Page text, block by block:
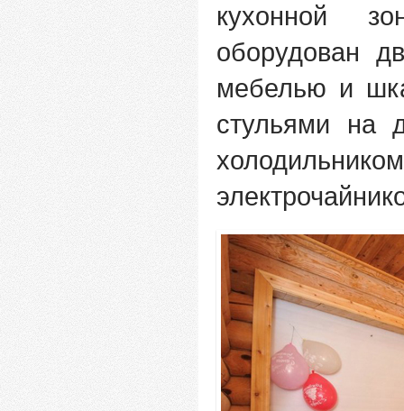
кухонной
оборудован
мебелью и
стульями на